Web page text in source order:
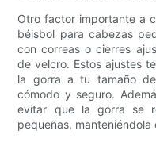
Otro factor importante a
béisbol para cabezas
con correas o cierres
de velcro. Estos ajustes
la gorra a tu tamaño
cómodo y seguro.
evitar que la gorra se
pequeñas,